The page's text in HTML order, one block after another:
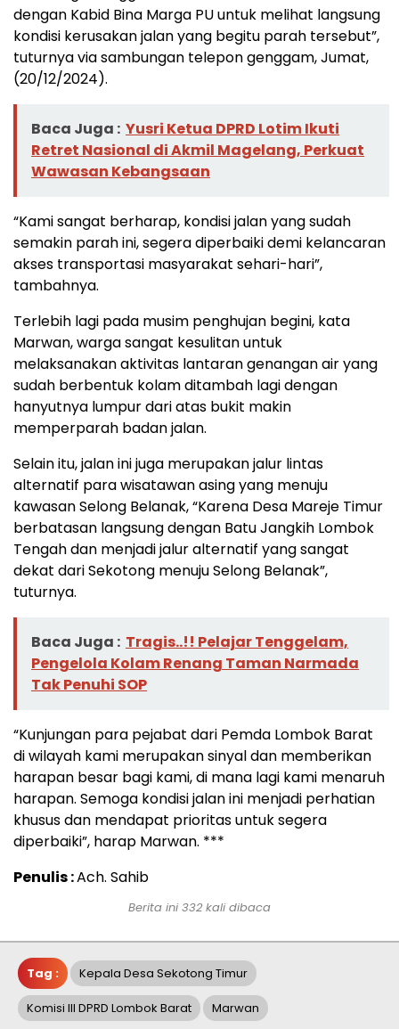
dengan Kabid Bina Marga PU untuk melihat langsung
kondisi kerusakan jalan yang begitu parah tersebut”,
tuturnya via sambungan telepon genggam, Jumat,
(20/12/2024).
Baca Juga : Yusri Ketua DPRD Lotim Ikuti
Retret Nasional di Akmil Magelang, Perkuat
Wawasan Kebangsaan
“Kami sangat berharap, kondisi jalan yang sudah
semakin parah ini, segera diperbaiki demi kelancaran
akses transportasi masyarakat sehari-hari”,
tambahnya.
Terlebih lagi pada musim penghujan begini, kata
Marwan, warga sangat kesulitan untuk
melaksanakan aktivitas lantaran genangan air yang
sudah berbentuk kolam ditambah lagi dengan
hanyutnya lumpur dari atas bukit makin
memperparah badan jalan.
Selain itu, jalan ini juga merupakan jalur lintas
alternatif para wisatawan asing yang menuju
kawasan Selong Belanak, “Karena Desa Mareje Timur
berbatasan langsung dengan Batu Jangkih Lombok
Tengah dan menjadi jalur alternatif yang sangat
dekat dari Sekotong menuju Selong Belanak”,
tuturnya.
Baca Juga : Tragis..!! Pelajar Tenggelam,
Pengelola Kolam Renang Taman Narmada
Tak Penuhi SOP
“Kunjungan para pejabat dari Pemda Lombok Barat
di wilayah kami merupakan sinyal dan memberikan
harapan besar bagi kami, di mana lagi kami menaruh
harapan. Semoga kondisi jalan ini menjadi perhatian
khusus dan mendapat prioritas untuk segera
diperbaiki”, harap Marwan. ***
Penulis :Ach. Sahib
Berita ini 332 kali dibaca
Tag : Kepala Desa Sekotong Timur
Komisi III DPRD Lombok Barat Marwan